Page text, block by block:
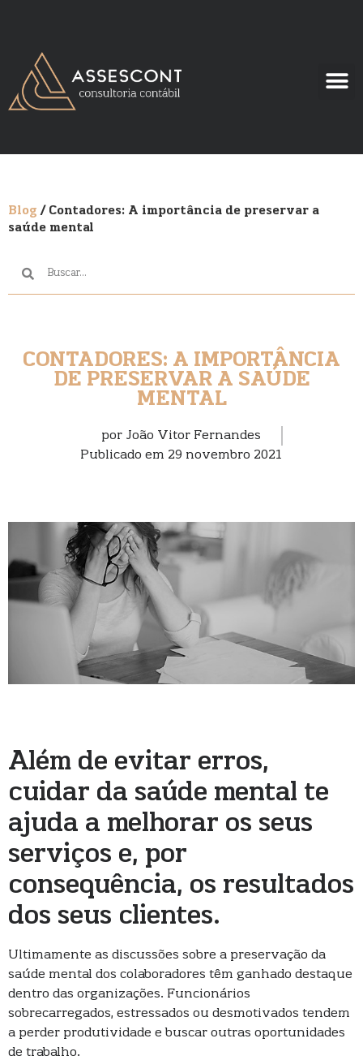
Blog/ Contadores: A importância de preservar a
saúde mental
CONTADORES: A IMPORTÂNCIA
DE PRESERVAR A SAÚDE
MENTAL
por João Vitor Fernandes
Publicado em 29 novembro 2021
Além de evitar erros,
cuidar da saúde mental te
ajuda a melhorar os seus
serviços e, por
consequência, os resultados
dos seus clientes.
Ultimamente as discussões sobre a preservação da
saúde mental dos colaboradores têm ganhado destaque
dentro das organizações. Funcionários
sobrecarregados, estressados ou desmotivados tendem
a perder produtividade e buscar outras oportunidades
de trabalho.